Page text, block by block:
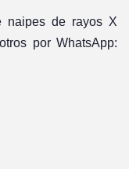
naipes de rayos X
por WhatsApp: